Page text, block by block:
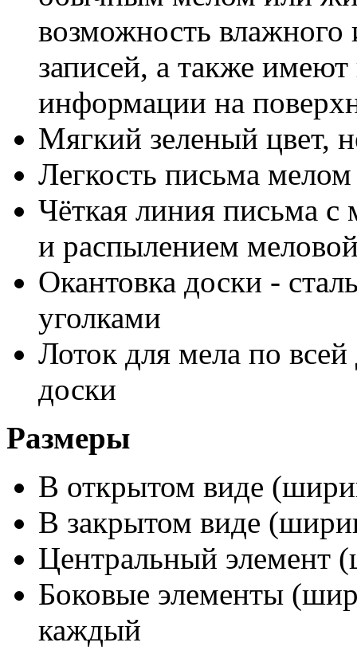
возможность влажного
записей, а также
информации на
Мягкий зеленый цвет,
Легкость письма
Чёткая линия письма
и распылением
Окантовка доски -
уголками
Лоток для мела по
доски
Размеры
В открытом виде
В закрытом виде
Центральный элемент
Боковые элементы
каждый